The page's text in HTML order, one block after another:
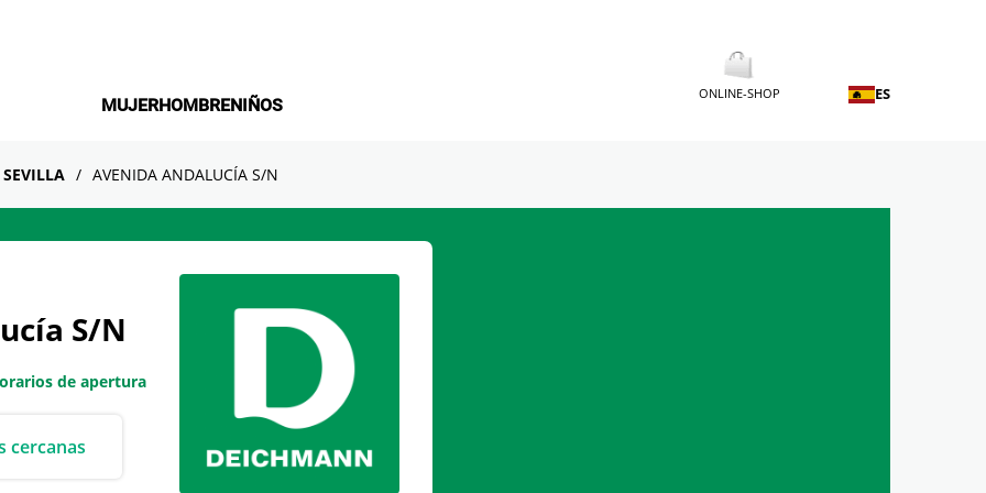
MUJERHOMBRENIÑOS
ONLINE-SHOP ES
SEVILLA AVENIDA ANDALUCÍA S/N
S/N
de apertura
cercanas